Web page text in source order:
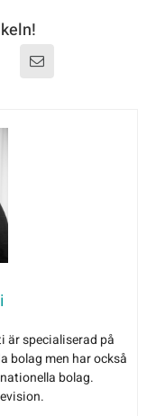
är specialiserad på
bolag men har också
bolag.